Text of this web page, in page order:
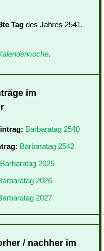
Tag des Jahres 2541.
.
im
Barbaratag 2540
Barbaratag 2542
Barbaratag 2025
2026
2027
/ nachher im